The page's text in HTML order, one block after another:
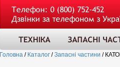
Телефон: 0 (800) 752-452
Дзвінки за телефоном з
ТЕХНІКА ЗАПАСНІ
Головна / Каталог /Запасні частини /